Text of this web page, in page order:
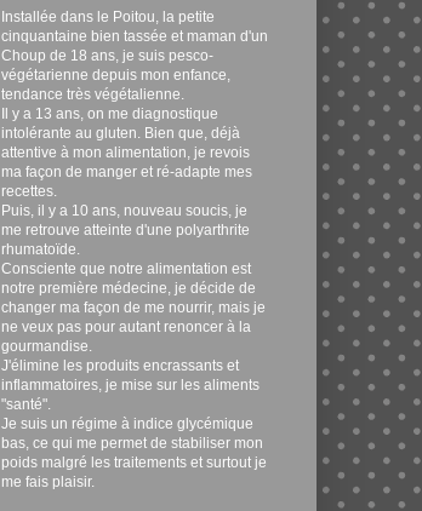
Installée dans le Poitou, la petite
cinquantaine bien tassée et maman d'un
Choup de 18 ans, je suis pesco-
végétarienne depuis mon enfance,
tendance très végétalienne.
Il y a 13 ans, on me diagnostique
intolérante au gluten. Bien que, déjà
attentive à mon alimentation, je revois
ma façon de manger et ré-adapte mes
recettes.
Puis, il y a 10 ans, nouveau soucis, je
me retrouve atteinte d'une polyarthrite
rhumatoïde.
Consciente que notre alimentation est
notre première médecine, je décide de
changer ma façon de me nourrir, mais je
ne veux pas pour autant renoncer à la
gourmandise.
J'élimine les produits encrassants et
inflammatoires, je mise sur les aliments
"santé".
Je suis un régime à indice glycémique
bas, ce qui me permet de stabiliser mon
poids malgré les traitements et surtout je
me fais plaisir.